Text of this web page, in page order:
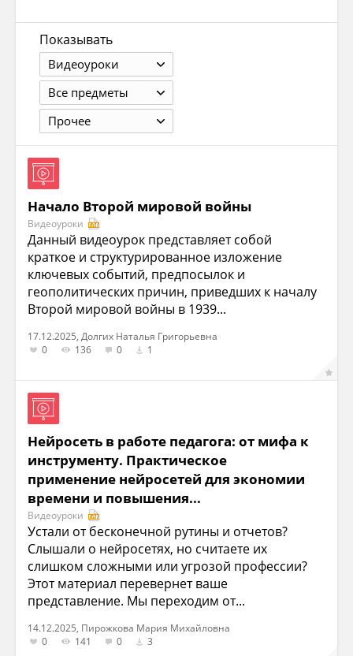
Показывать
Видеоуроки
Все предметы
Прочее
Начало Второй мировой войны
Видеоуроки
Данный видеоурок представляет собой
краткое и структурированное изложение
ключевых событий, предпосылок и
геополитических причин, приведших к началу
Второй мировой войны в 1939...
17.12.2025, Долгих Наталья Григорьевна
0
136 0 1
Нейросеть в работе педагога: от мифа к
инструменту. Практическое
применение нейросетей для экономии
времени и повышения...
Видеоуроки
Устали от бесконечной рутины и отчетов?
Слышали о нейросетях, но считаете их
слишком сложными или угрозой профессии?
Этот материал перевернет ваше
представление. Мы переходим от...
14.12.2025, Пирожкова Мария Михайловна
0
141 0 3